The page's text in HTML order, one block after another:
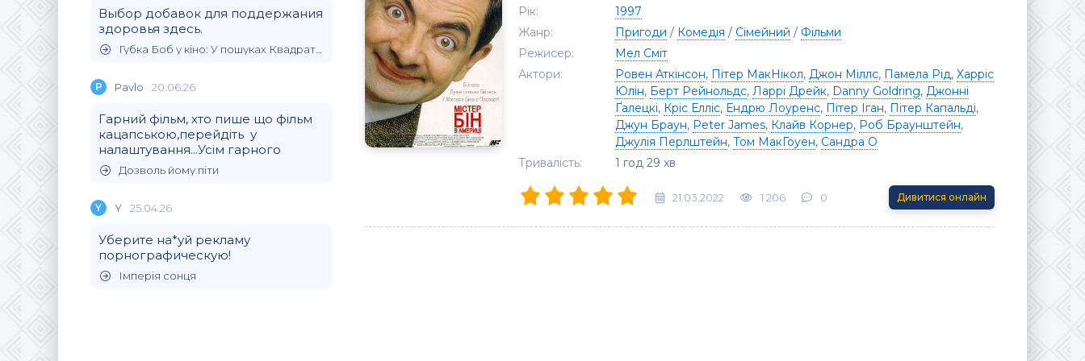
Выбор добавок для поддержания
здоровья здесь.
Губка Боб у кіно: У пошуках Квадратних Штанів
P Pavlo 20.06.26
Гарний фільм, хто пише що фільм
кацапською,перейдіть у
налаштування...Усім гарного
Дозволь йому піти
Y Y 25.04.26
Уберите на*уй рекламу
порнографическую!
Імперія сонця
Рік:
1997
Жанр:
Пригоди / Комедія / Сімейний / Фільми
Режисер:
Мел Сміт
Актори:
Ровен Аткінсон, Пітер МакНікол, Джон Міллс, Памела Рід, Харріс
Юлін, Берт Рейнольдс, Ларрі Дрейк, Danny Goldring, Джонні
Ґалецкі, Кріс Елліс, Ендрю Лоуренс, Пітер Іган, Пітер Капальді,
Джун Браун, Peter James, Клайв Корнер, Роб Браунштейн,
Джулія Перлштейн, Том МакГоуен, Сандра О
Тривалість:
1 год 29 хв
21.03.2022 1 206 0 Дивитися онлайн